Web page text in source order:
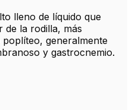
lleno de líquido que
de la rodilla, más
generalmente
y gastrocnemio.